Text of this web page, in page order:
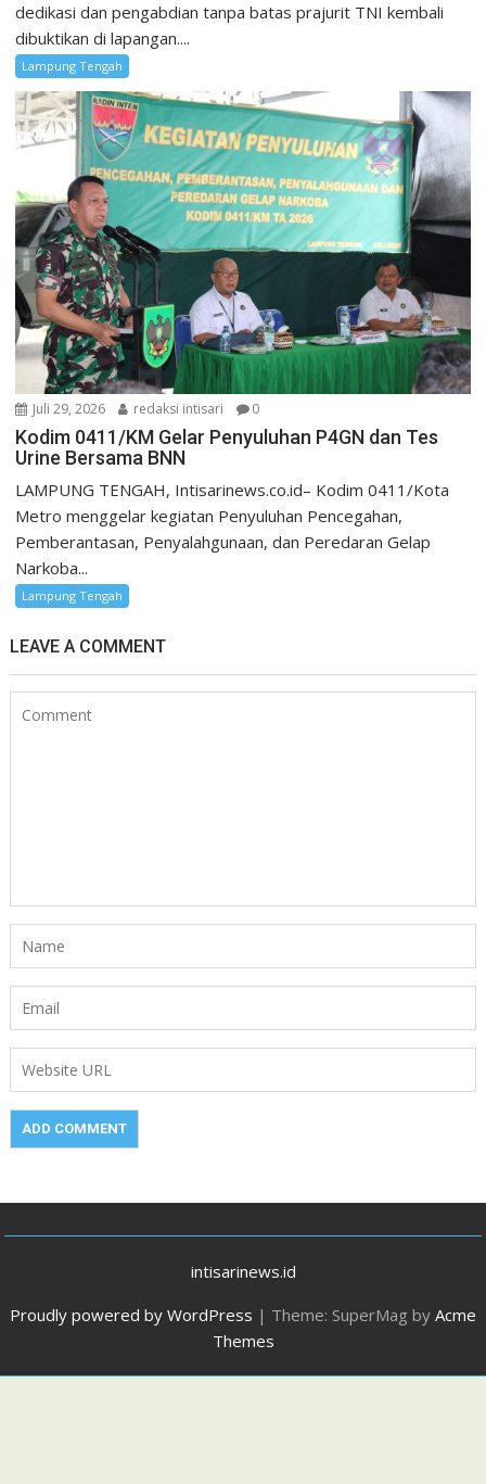
dedikasi dan pengabdian tanpa batas prajurit TNI kembali
dibuktikan di lapangan....
Lampung Tengah
Juli 29, 2026 redaksi intisari 0
Kodim 0411/KM Gelar Penyuluhan P4GN dan Tes
Urine Bersama BNN
LAMPUNG TENGAH, Intisarinews.co.id– Kodim 0411/Kota
Metro menggelar kegiatan Penyuluhan Pencegahan,
Pemberantasan, Penyalahgunaan, dan Peredaran Gelap
Narkoba...
Lampung Tengah
LEAVE A COMMENT
intisarinews.id
Proudly powered by WordPress | Theme: SuperMag by Acme
Themes